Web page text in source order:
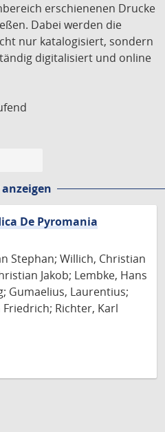
erschienenen Drucke
Dabei werden die
nur katalogisiert, sondern
digitalisiert und online
De Pyromania
Stephan; Willich, Christian
Jakob; Lembke, Hans
Gumaelius, Laurentius;
Richter, Karl